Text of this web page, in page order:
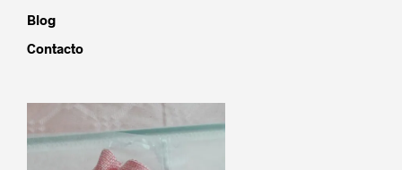
Blog
Contacto